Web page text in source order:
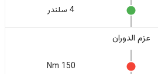
4 سلندر
عزم الدوران
150 Nm